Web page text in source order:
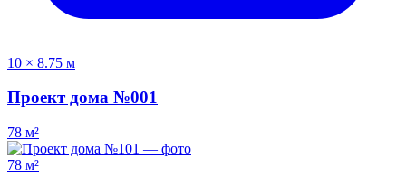
10 × 8.75 м
Проект дома №001
78 м²
78 м²